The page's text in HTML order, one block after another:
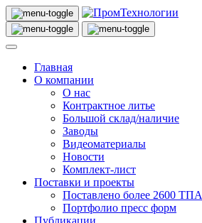
Главная
О компании
О нас
Контрактное литье
Большой склад/наличие
Заводы
Видеоматериалы
Новости
Комплект-лист
Поставки и проекты
Поставлено более 2600 ТПА
Портфолио пресс форм
Публикации